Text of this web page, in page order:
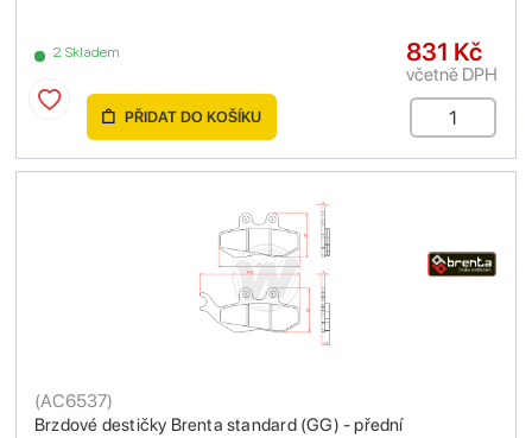
2 Skladem 831 Kč
včetně DPH
PŘIDAT DO KOŠÍKU
Brzdové destičky Brenta standard (GG) - přední
(AC6537)